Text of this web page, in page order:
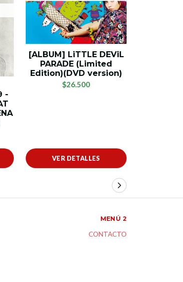
-
[ALBUM] LiTTLE DEViL
PARADE (Limited
Edition)(DVD version)
$26.500
VER DETALLES
MENÚ 2
CONTACTO